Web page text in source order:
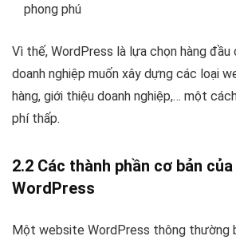
phong phú
Vì thế, WordPress là lựa chọn hàng đầu
doanh nghiệp muốn xây dựng các loại
hàng, giới thiệu doanh nghiệp,… một
phí thấp.
2.2 Các thành phần cơ bản
WordPress
Một website WordPress thông thường